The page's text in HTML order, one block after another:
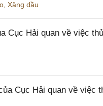
Xăng dầu
Cục Hải quan về việc
Cục Hải quan về việc